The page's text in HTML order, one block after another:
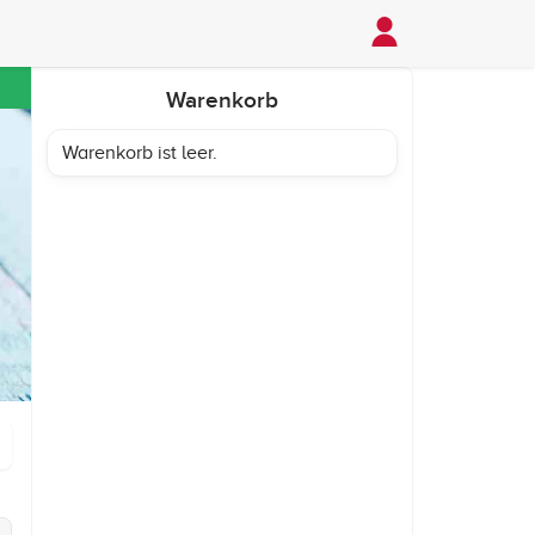
Warenkorb
Warenkorb ist leer.